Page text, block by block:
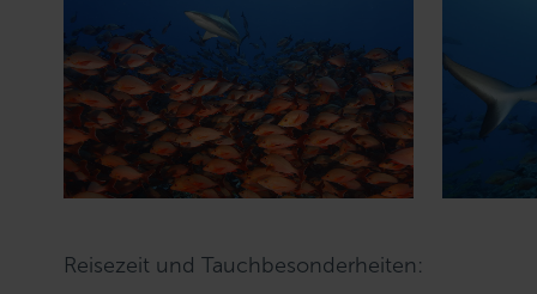
Reisezeit und Tauchbesonderheiten: